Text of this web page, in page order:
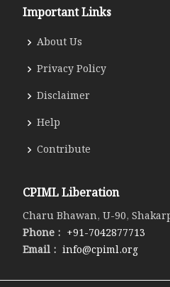
Important Links
About Us
Privacy Policy
Disclaimer
Help
Contribute
CPIML Liberation
Charu Bhawan, U-90,
Phone : +91-7042877713
Email : info@cpiml.org